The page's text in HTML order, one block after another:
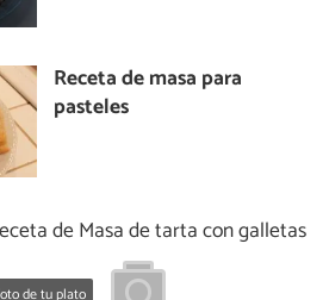
Receta de masa para
pasteles
de Masa de tarta con galletas
de tu plato